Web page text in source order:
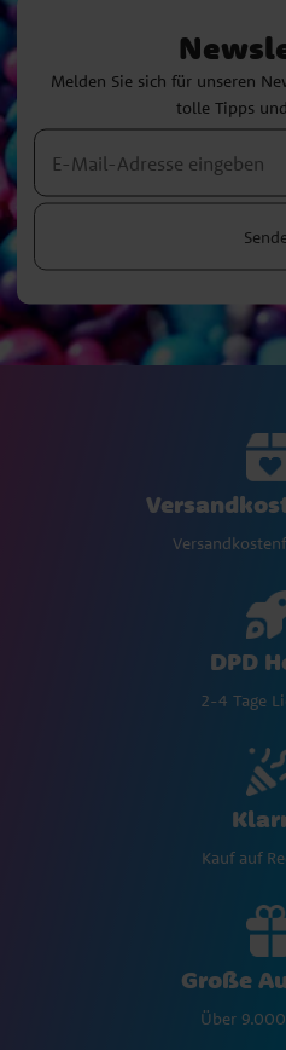
Melden Sie sich für unseren
tolle Tipps
DPD
2-4 Tage
Kauf auf
Große
Über